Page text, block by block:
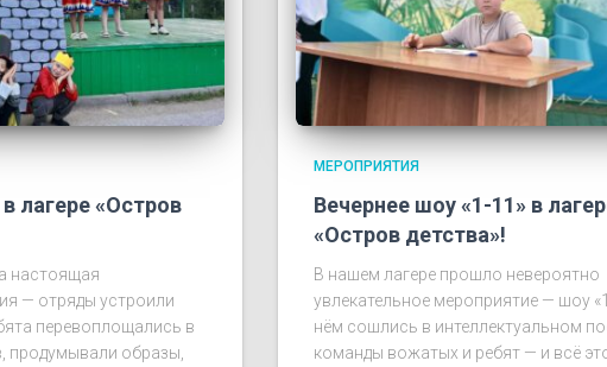
лагере «Остров
настоящая
— отряды устроили
перевоплощались в
продумывали образы,
МЕРОПРИЯТИЯ
Вечернее шоу «1-11» в
«Остров детства»!
В нашем лагере прошло невероятно
увлекательное мероприятие — шоу
нём сошлись в интеллектуальном
команды вожатых и ребят — и всё